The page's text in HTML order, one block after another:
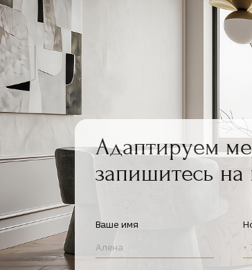
Адаптируем
запишитесь на
Ваше имя